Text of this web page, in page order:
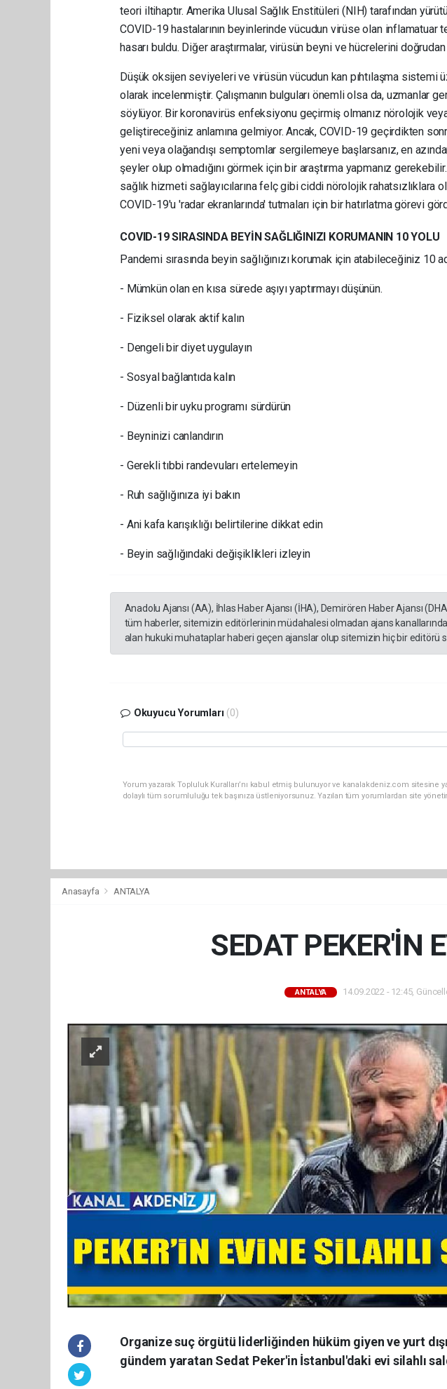
teori iltihaptır. Amerika Ulusal Sağlık Enstitüleri (NIH) tarafından
COVID-19 hastalarının beyinlerinde vücudun virüse olan inflamatuar
hasarı buldu. Diğer araştırmalar, virüsün beyni ve hücrelerini
Düşük oksijen seviyeleri ve virüsün vücudun kan pıhtılaşma sistemi
olarak incelenmiştir. Çalışmanın bulguları önemli olsa da, uzmanlar
söylüyor. Bir koronavirüs enfeksiyonu geçirmiş olmanız nörolojik
geliştireceğiniz anlamına gelmiyor. Ancak, COVID-19 geçirdikten
yeni veya olağandışı semptomlar sergilemeye başlarsanız, en
şeyler olup olmadığını görmek için bir araştırma yapmanız
sağlık hizmeti sağlayıcılarına felç gibi ciddi nörolojik rahatsızlıklara
COVID-19'u 'radar ekranlarında' tutmaları için bir hatırlatma görevi
COVID-19 SIRASINDA BEYİN SAĞLIĞINIZI KORUMANIN 10 YOLU
Pandemi sırasında beyin sağlığınızı korumak için atabileceğiniz 10
- Mümkün olan en kısa sürede aşıyı yaptırmayı düşünün.
- Fiziksel olarak aktif kalın
- Dengeli bir diyet uygulayın
- Sosyal bağlantıda kalın
- Düzenli bir uyku programı sürdürün
- Beyninizi canlandırın
- Gerekli tıbbi randevuları ertelemeyin
- Ruh sağlığınıza iyi bakın
- Ani kafa karışıklığı belirtilerine dikkat edin
- Beyin sağlığındaki değişiklikleri izleyin
Anadolu Ajansı (AA), İhlas Haber Ajansı (İHA), Demirören Haber Ajansı
tüm haberler, sitemizin editörlerinin müdahalesi olmadan ajans
alan hukuki muhataplar haberi geçen ajanslar olup sitemizin hiç bir editörü
Okuyucu Yorumları (0)
Yorum yazarak Topluluk Kuralları’nı kabul etmiş bulunuyor ve kanalakdeniz.com sitesine
dolaylı tüm sorumluluğu tek başınıza üstleniyorsunuz. Yazılan tüm yorumlardan site
Anasayfa ANTALYA
SEDAT PEKER'İN
ANTALYA 14.09.2022 - 12:45,
Organize suç örgütü liderliğinden hüküm giyen ve yurt
gündem yaratan Sedat Peker'in İstanbul'daki evi silahlı